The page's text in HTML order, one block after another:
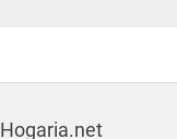
Hogaria.net